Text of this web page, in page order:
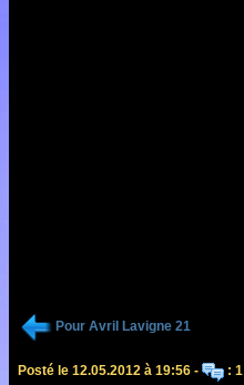
Pour Avril Lavigne 21
Posté le 12.05.2012 à 19:56 - : 1